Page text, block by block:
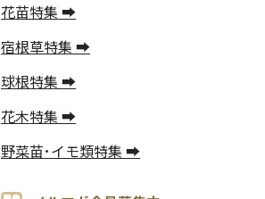
花苗特集 ➡
宿根草特集 ➡
球根特集 ➡
花木特集 ➡
野菜苗･イモ類特集 ➡